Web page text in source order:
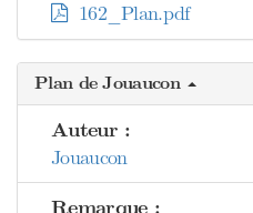
162_Plan.pdf
Plan de Jouaucon
Auteur :
Jouaucon